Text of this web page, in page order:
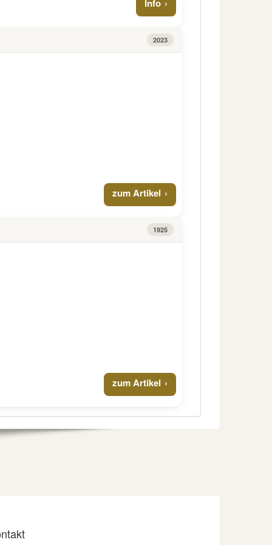
Info
2023
zum Artikel
1925
zum Artikel